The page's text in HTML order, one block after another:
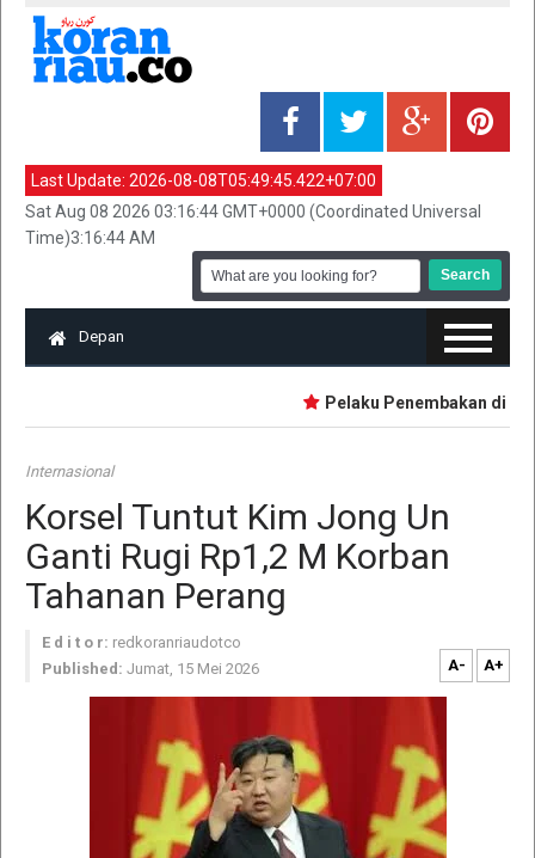
Last Update: 2026-08-08T05:49:45.422+07:00
Sat Aug 08 2026 03:16:44 GMT+0000 (Coordinated Universal
Time)3:16:44 AM
Depan
Pelaku Penembakan di
Internasional
Korsel Tuntut Kim Jong Un
Ganti Rugi Rp1,2 M Korban
Tahanan Perang
E d i t o r: redkoranriaudotco
Published: Jumat, 15 Mei 2026 A- A+